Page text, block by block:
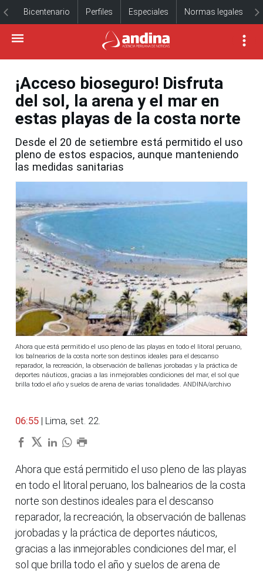
Bicentenario Perfiles Especiales Normas legales
¡Acceso bioseguro! Disfruta
del sol, la arena y el mar en
estas playas de la costa norte
Desde el 20 de setiembre está permitido el uso
pleno de estos espacios, aunque manteniendo
las medidas sanitarias
Ahora que está permitido el uso pleno de las playas en todo el litoral peruano,
los balnearios de la costa norte son destinos ideales para el descanso
reparador, la recreación, la observación de ballenas jorobadas y la práctica de
deportes náuticos, gracias a las inmejorables condiciones del mar, el sol que
brilla todo el año y suelos de arena de varias tonalidades. ANDINA/archivo
06:55 | Lima, set. 22.
Ahora que está permitido el uso pleno de las playas
en todo el litoral peruano, los balnearios de la costa
norte son destinos ideales para el descanso
reparador, la recreación, la observación de ballenas
jorobadas y la práctica de deportes náuticos,
gracias a las inmejorables condiciones del mar, el
sol que brilla todo el año y suelos de arena de